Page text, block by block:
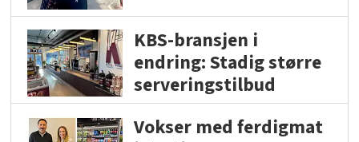
KBS-bransjen i
endring: Stadig større
serveringstilbud
Vokser med ferdigmat